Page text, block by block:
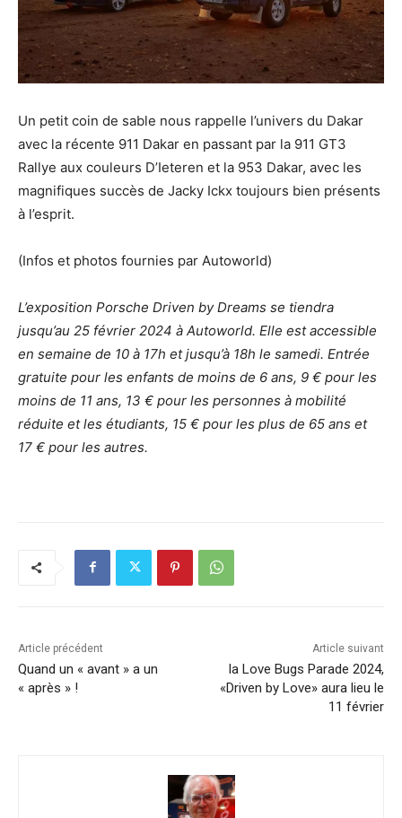
Un petit coin de sable nous rappelle l’univers du Dakar
avec la récente 911 Dakar en passant par la 911 GT3
Rallye aux couleurs D’Ieteren et la 953 Dakar, avec les
magnifiques succès de Jacky Ickx toujours bien présents
à l’esprit.
(Infos et photos fournies par Autoworld)
L’exposition Porsche Driven by Dreams se tiendra
jusqu’au 25 février 2024 à Autoworld. Elle est accessible
en semaine de 10 à 17h et jusqu’à 18h le samedi. Entrée
gratuite pour les enfants de moins de 6 ans, 9 € pour les
moins de 11 ans, 13 € pour les personnes à mobilité
réduite et les étudiants, 15 € pour les plus de 65 ans et
17 € pour les autres.
Article précédent
Quand un « avant » a un
« après » !
Article suivant
la Love Bugs Parade 2024,
«Driven by Love» aura lieu le
11 février